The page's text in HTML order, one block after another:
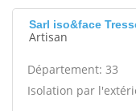
Sarl iso&face
Artisan
Département: 33
Isolation par